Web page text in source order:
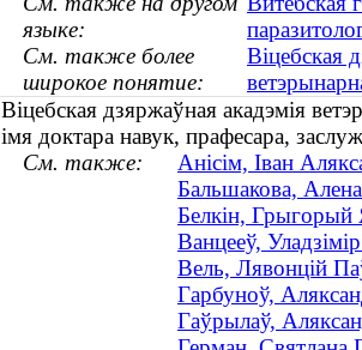
языке:
См. также более
широкое понятие:
Віцебская
Віцебская дзяржаўная акадэмія
імя доктара навук, прафесара,
См. также:
Анісім, Іван
Бальшакова,
Белкін, Грыгорый
Ванцееў,
Вель, Лявонцій
Гарбуноў,
Гаўрылаў,